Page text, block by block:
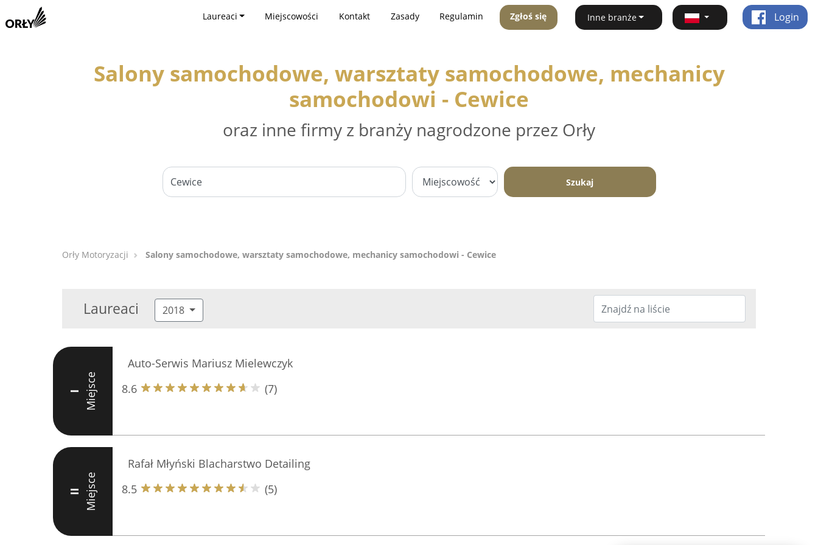
Laureaci Miejscowości Kontakt Zasady Regulamin Zgłoś się Inne branże Login
Salony samochodowe, warsztaty samochodowe, mechanicy
samochodowi - Cewice
oraz inne firmy z branży nagrodzone przez Orły
Szukaj
Orły Motoryzacji Salony samochodowe, warsztaty samochodowe, mechanicy samochodowi - Cewice
Laureaci 2018
I Miejsce
Auto-Serwis Mariusz Mielewczyk
8.6
(7)
II Miejsce
Rafał Młyński Blacharstwo Detailing
8.5
(5)